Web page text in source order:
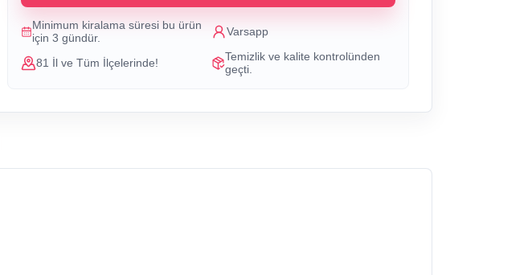
Minimum kiralama süresi bu ürün
için 3 gündür. Varsapp
81 İl ve Tüm İlçelerinde!
Temizlik ve kalite kontrolünden
geçti.